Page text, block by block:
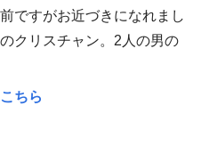
ですがお近づきになれまし
クリスチャン。2人の男の
ちら